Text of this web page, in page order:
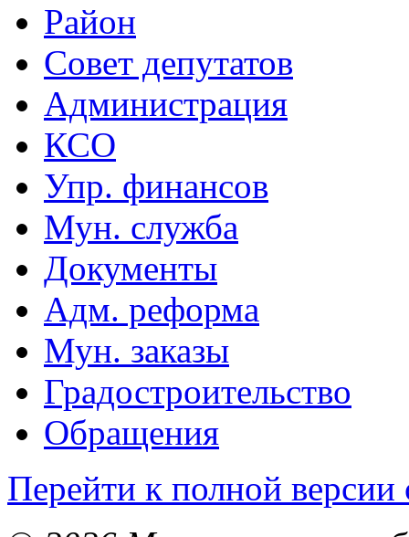
Район
Совет депутатов
Администрация
КСО
Упр. финансов
Мун. служба
Документы
Адм. реформа
Мун. заказы
Градостроительство
Обращения
Перейти к полной версии